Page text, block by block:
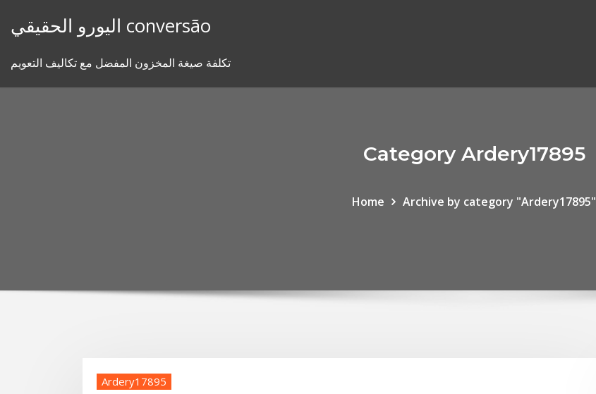
اليورو الحقيقي conversão
تكلفة صيغة المخزون المفضل مع تكاليف التعويم
Category Ardery17895
Home Archive by category "Ardery17895"
Ardery17895